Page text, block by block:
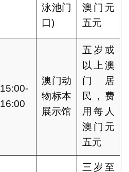
泳池门
口)
澳门元
五元
15:00-
16:00
澳门动
物标本
展示馆
五岁或
以上澳
门居
民，费
用每人
澳门元
五元
三岁至